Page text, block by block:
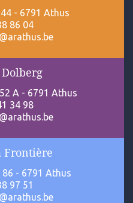
- 6791 Athus
86 04
A - 6791 Athus
34 98
Frontière
86 - 6791 Athus
97 51